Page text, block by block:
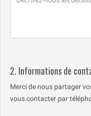
2. Informations de
Merci de nous partager
vous contacter par